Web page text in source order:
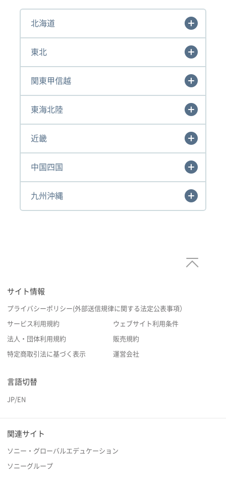
北海道
東北
関東甲信越
東海北陸
近畿
中国四国
九州沖縄
サイト情報
プライバシーポリシー(外部送信規律に関する法定公表事項）
サービス利用規約 ウェブサイト利用条件
法人・団体利用規約 販売規約
特定商取引法に基づく表示 運営会社
言語切替
JP/EN
関連サイト
ソニー・グローバルエデュケーション
ソニーグループ